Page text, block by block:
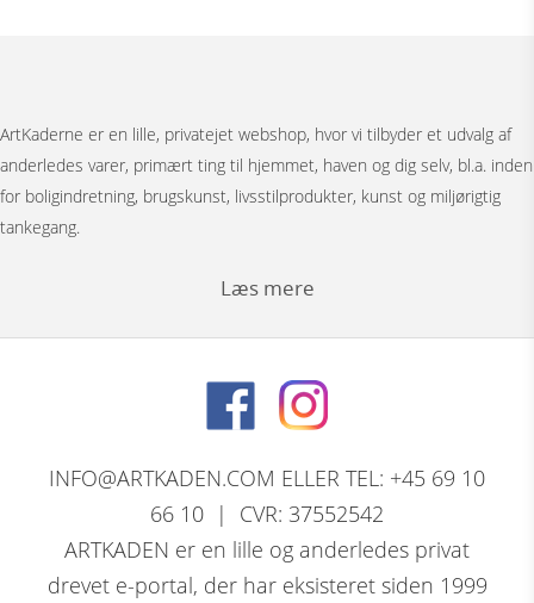
ArtKaderne er en lille, privatejet webshop, hvor vi tilbyder et udvalg af
anderledes varer, primært ting til hjemmet, haven og dig selv, bl.a. inden
for boligindretning, brugskunst, livsstilprodukter, kunst og miljørigtig
tankegang.
Læs mere
Bag menuen ”Figurer” gemmer der sig et stort udvalg af
modeller. Vi har bronzefigurer, dyrefigurer, figurer i resin, Thai figurer,
Tranepar i bronze og retro træfigurer.
David Marshall, den skotsk / spanske skulptørs komplette program af
INFO@ARTKADEN.COM ELLER TEL: +45 69 10
66 10 | CVR: 37552542
ARTKADEN er en lille og anderledes privat
drevet e-portal, der har eksisteret siden 1999